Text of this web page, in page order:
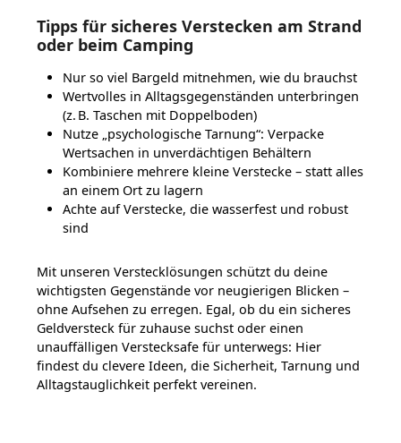
Tipps für sicheres Verstecken am Strand
oder beim Camping
Nur so viel Bargeld mitnehmen, wie du brauchst
Wertvolles in Alltagsgegenständen unterbringen
(z. B. Taschen mit Doppelboden)
Nutze „psychologische Tarnung“: Verpacke
Wertsachen in unverdächtigen Behältern
Kombiniere mehrere kleine Verstecke – statt alles
an einem Ort zu lagern
Achte auf Verstecke, die wasserfest und robust
sind
Mit unseren Verstecklösungen schützt du deine
wichtigsten Gegenstände vor neugierigen Blicken –
ohne Aufsehen zu erregen. Egal, ob du ein sicheres
Geldversteck für zuhause suchst oder einen
unauffälligen Verstecksafe für unterwegs: Hier
findest du clevere Ideen, die Sicherheit, Tarnung und
Alltagstauglichkeit perfekt vereinen.